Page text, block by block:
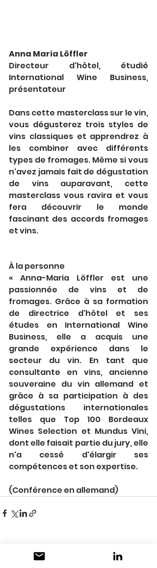
Anna Maria Löffler
Directeur d'hôtel, étudié
International Wine Business,
présentateur
Dans cette masterclass sur le vin,
vous dégusterez trois styles de
vins classiques et apprendrez à
les combiner avec différents
types de fromages. Même si vous
n'avez jamais fait de dégustation
de vins auparavant, cette
masterclass vous ravira et vous
fera découvrir le monde
fascinant des accords fromages
et vins.
À la personne
« Anna-Maria Löffler est une
passionnée de vins et de
fromages. Grâce à sa formation
de directrice d'hôtel et ses
études en International Wine
Business, elle a acquis une
grande expérience dans le
secteur du vin. En tant que
consultante en vins, ancienne
souveraine du vin allemand et
grâce à sa participation à des
dégustations internationales
telles que Top 100 Bordeaux
Wines Selection et Mundus Vini,
dont elle faisait partie du jury, elle
n'a cessé d'élargir ses
compétences et son expertise.
(Conférence en allemand)
Posts récents